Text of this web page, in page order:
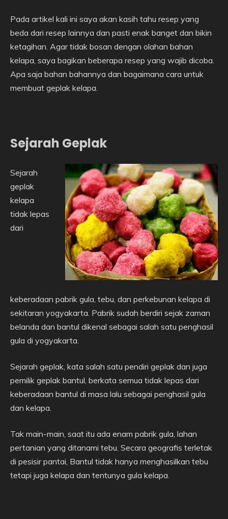
Pada artikel kali ini saya akan kasih tahu resep yang
beda dari resep lainnya dan pasti enak banget dan bikin
ketagihan. Agar tidak bosan dengan olahan bahan
kelapa, saya bagikan beberapa resep yang wajib dicoba.
Apa saja bahan bahannya dan bagaimana cara untuk
membuat geplak kelapa.
Sejarah Geplak
Sejarah
geplak
kelapa
tidak lepas
dari
keberadaan pabrik gula, tebu, dan perkebunan kelapa di
sekitaran yogyakarta. Pabrik sudah berdiri sejak zaman
belanda dan bantul dikenal sebagai salah satu penghasil
gula di yogyakarta.
Sejarah geplak, kata salah satu pendiri geplak dan juga
pemilik geplak bantul, berkata semua tidak lepas dari
keberadaan bantul di masa lalu sebagai penghasil gula
dan kelapa.
Tak main-main, saat itu ada enam pabrik gula, lahan
pertanian yang ditanami tebu. Secara geografis terletak
di pesisir pantai, Bantul tidak hanya menghasilkan tebu
tetapi juga kelapa dan tentunya gula kelapa.